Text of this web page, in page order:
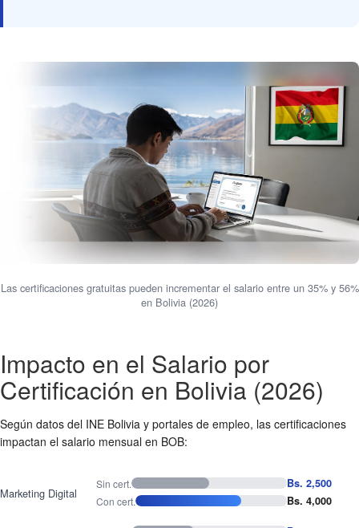
Las certificaciones gratuitas pueden incrementar el salario entre un 35% y 56%
en Bolivia (2026)
Impacto en el Salario por
Certificación en Bolivia (2026)
Según datos del INE Bolivia y portales de empleo, las certificaciones
impactan el salario mensual en BOB:
Marketing Digital
Sin cert. Bs. 2,500
Con cert. Bs. 4,000